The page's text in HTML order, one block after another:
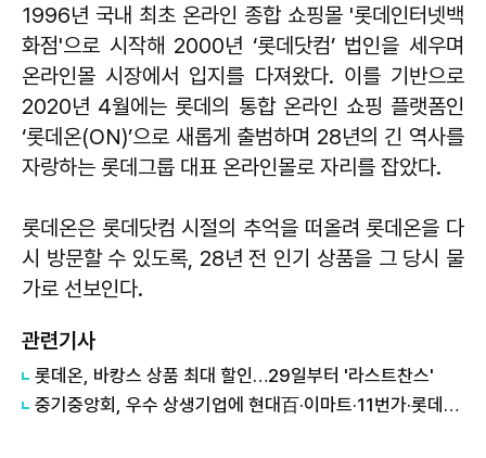
1996년 국내 최초 온라인 종합 쇼핑몰 '롯데인터넷백
화점'으로 시작해 2000년 ‘롯데닷컴’ 법인을 세우며
온라인몰 시장에서 입지를 다져왔다. 이를 기반으로
2020년 4월에는 롯데의 통합 온라인 쇼핑 플랫폼인
‘롯데온(ON)’으로 새롭게 출범하며 28년의 긴 역사를
자랑하는 롯데그룹 대표 온라인몰로 자리를 잡았다.
롯데온은 롯데닷컴 시절의 추억을 떠올려 롯데온을 다
시 방문할 수 있도록, 28년 전 인기 상품을 그 당시 물
가로 선보인다.
관련기사
롯데온, 바캉스 상품 최대 할인…29일부터 '라스트찬스'
중기중앙회, 우수 상생기업에 현대百·이마트·11번가·롯데온 선정